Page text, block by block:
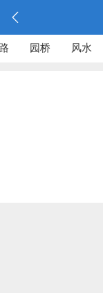
园桥 风水